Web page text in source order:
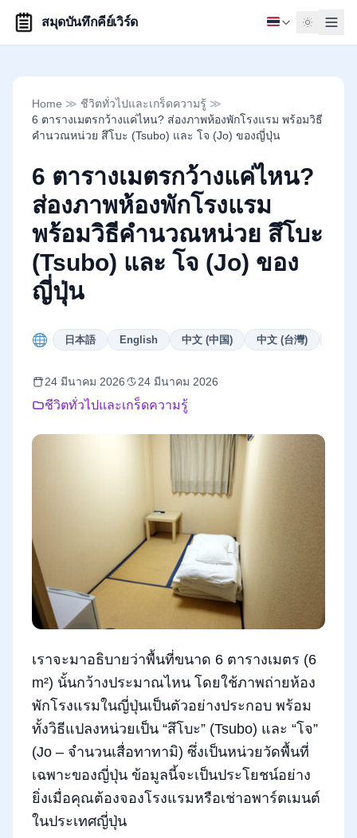
สมุดบันทึกคีย์เวิร์ด
Home ≫ ชีวิตทั่วไปและเกร็ดความรู้ ≫
6 ตารางเมตรกว้างแค่ไหน? ส่องภาพห้องพักโรงแรม พร้อมวิธี
คำนวณหน่วย สึโบะ (Tsubo) และ โจ (Jo) ของญี่ปุ่น
6 ตารางเมตรกว้างแค่ไหน?
ส่องภาพห้องพักโรงแรม
พร้อมวิธีคำนวณหน่วย สึโบะ
(Tsubo) และ โจ (Jo) ของ
ญี่ปุ่น
日本語 English 中文 (中国) 中文 (台灣)
24 มีนาคม 2026 24 มีนาคม 2026
ชีวิตทั่วไปและเกร็ดความรู้
เราจะมาอธิบายว่าพื้นที่ขนาด 6 ตารางเมตร (6
m²) นั้นกว้างประมาณไหน โดยใช้ภาพถ่ายห้อง
พักโรงแรมในญี่ปุ่นเป็นตัวอย่างประกอบ พร้อม
ทั้งวิธีแปลงหน่วยเป็น “สึโบะ” (Tsubo) และ “โจ”
(Jo – จำนวนเสื่อทาทามิ) ซึ่งเป็นหน่วยวัดพื้นที่
เฉพาะของญี่ปุ่น ข้อมูลนี้จะเป็นประโยชน์อย่าง
ยิ่งเมื่อคุณต้องจองโรงแรมหรือเช่าอพาร์ตเมนต์
ในประเทศญี่ปุ่น